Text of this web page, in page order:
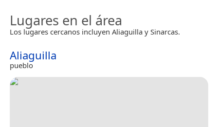
Lugares en el área
Los lugares cercanos incluyen Aliaguilla y Sinarcas.
Aliaguilla
pueblo